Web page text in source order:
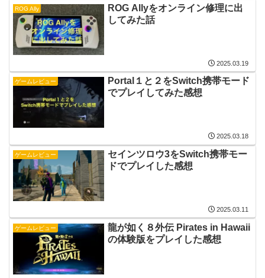
ROG Ally
ROG Allyをオンライン修理に出
してみた話
2025.03.19
ゲームレビュー
Portal１と２をSwitch携帯モード
でプレイしてみた感想
2025.03.18
ゲームレビュー
セインツロウ3をSwitch携帯モー
ドでプレイした感想
2025.03.11
ゲームレビュー
龍が如く８外伝 Pirates in Hawaii
の体験版をプレイした感想